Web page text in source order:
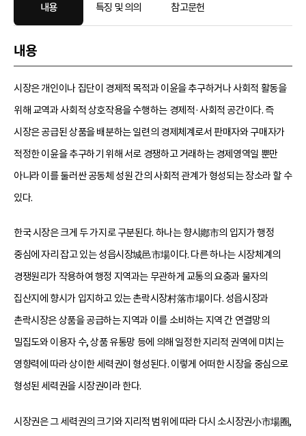
내용 특징 및 의의 참고문헌
내용
시장은 개인이나 집단이 경제적 목적과 이윤을 추구하거나 사회적 활동을
위해 교역과 사회적 상호작용을 수행하는 경제적·사회적 공간이다. 즉
시장은 공급된 상품을 배분하는 일련의 경제체계로서 판매자와 구매자가
적정한 이윤을 추구하기 위해 서로 경쟁하고 거래하는 경제영역일 뿐만
아니라 이를 둘러싼 공동체 성원 간의 사회적 관계가 형성되는 장소라 할 수
있다.
한국 시장은 크게 두 가지로 구분된다. 하나는 향시鄕市의 입지가 행정
중심에 자리 잡고 있는 성읍시장城邑市場이다. 다른 하나는 시장체계의
경쟁원리가 작용하여 행정 지역과는 무관하게 교통의 요충과 물자의
집산지에 향시가 입지하고 있는 촌락시장村落市場이다. 성읍시장과
촌락시장은 상품을 공급하는 지역과 이를 소비하는 지역 간 연결망의
밀집도와 이용자 수, 상품 유통망 등에 의해 일정한 지리적 권역에 미치는
영향력에 따라 상이한 세력권이 형성된다. 이렇게 어떠한 시장을 중심으로
형성된 세력권을 시장권이라 한다.
시장권은 그 세력권의 크기와 지리적 범위에 따라 다시 소시장권小市場圈,